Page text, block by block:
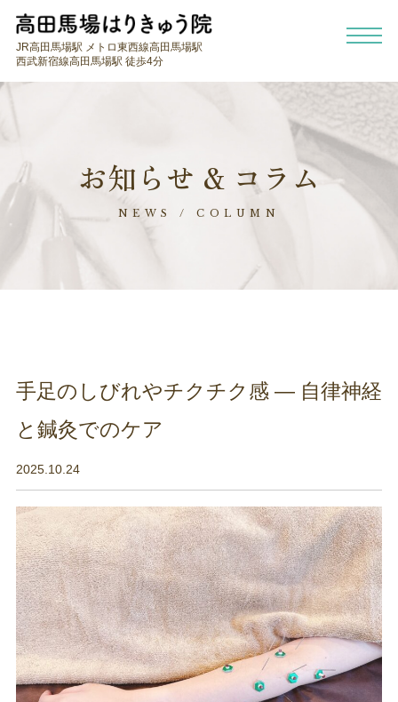
JR高田馬場駅 メトロ東西線高田馬場駅
西武新宿線高田馬場駅 徒歩4分
お知らせ & コラム
NEWS / COLUMN
手足のしびれやチクチク感 ― 自律神経
と鍼灸でのケア
2025.10.24